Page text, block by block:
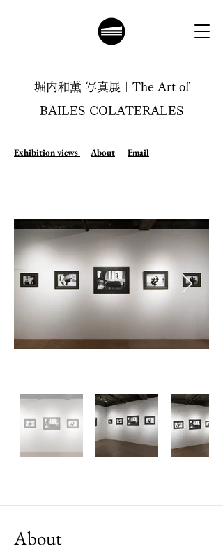
堀内和薫 写真展｜The Art of
BAILES COLATERALES
Exhibition views About Email
About